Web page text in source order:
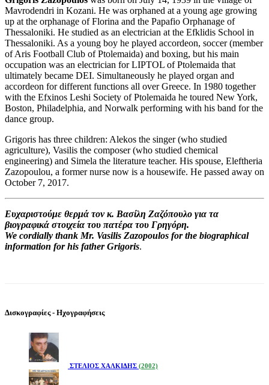
Mavrodendri in Kozani. He was orphaned at a young age growing
up at the orphanage of Florina and the Papafio Orphanage of
Thessaloniki. He studied as an electrician at the Efklidis School in
Thessaloniki. As a young boy he played accordeon, soccer (member
of Aris Football Club of Ptolemaida) and boxing, but his main
occupation was an electrician for LIPTOL of Ptolemaida that
ultimately became DEI. Simultaneously he played organ and
accordeon for different functions all over Greece. In 1980 together
with the Efxinos Leshi Society of Ptolemaida he toured New York,
Boston, Philadelphia, and Norwalk performing with his band for the
dance group.
Grigoris has three children: Alekos the singer (who studied
agriculture), Vasilis the composer (who studied chemical
engineering) and Simela the literature teacher. His spouse, Eleftheria
Zazopoulou, a former nurse now is a housewife. He passed away on
October 7, 2017.
Ευχαριστούμε θερμά τον κ. Βασίλη Ζαζόπουλο για τα
βιογραφικά στοιχεία του πατέρα του Γρηγόρη.
We cordially thank Mr. Vasilis Zazopoulos for the biographical
information for his father Grigoris.
Δισκογραφίες - Ηχογραφήσεις
ΣΤΕΛΙΟΣ ΧΑΛΚΙΔΗΣ (2002)